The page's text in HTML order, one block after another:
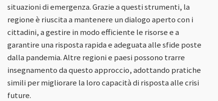
situazioni di emergenza. Grazie a questi strumenti, la
regione è riuscita a mantenere un dialogo aperto con i
cittadini, a gestire in modo efficiente le risorse e a
garantire una risposta rapida e adeguata alle sfide poste
dalla pandemia. Altre regioni e paesi possono trarre
insegnamento da questo approccio, adottando pratiche
simili per migliorare la loro capacità di risposta alle crisi
future.